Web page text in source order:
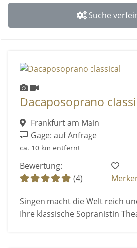
Suche
Dacaposoprano
Frankfurt am Main
Gage: auf Anfrage
ca. 10 km entfernt
Bewertung:
(4)
Singen macht die Welt reich
Ihre klassische Sopranistin